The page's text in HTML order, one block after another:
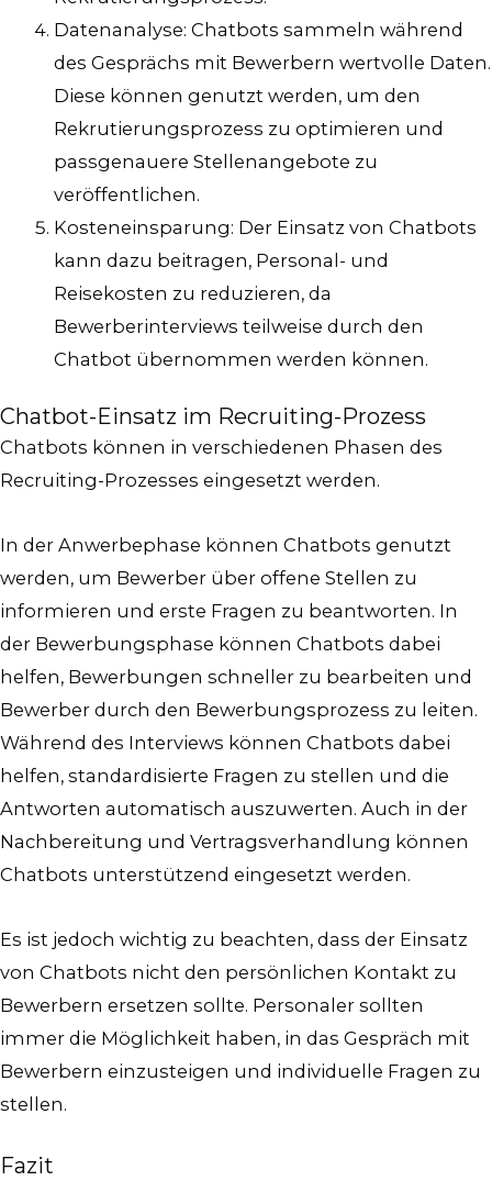
Datenanalyse: Chatbots sammeln während
des Gesprächs mit Bewerbern wertvolle Daten.
Diese können genutzt werden, um den
Rekrutierungsprozess zu optimieren und
passgenauere Stellenangebote zu
veröffentlichen.
Kosteneinsparung: Der Einsatz von Chatbots
kann dazu beitragen, Personal- und
Reisekosten zu reduzieren, da
Bewerberinterviews teilweise durch den
Chatbot übernommen werden können.
Chatbot-Einsatz im Recruiting-Prozess
Chatbots können in verschiedenen Phasen des
Recruiting-Prozesses eingesetzt werden.
In der Anwerbephase können Chatbots genutzt
werden, um Bewerber über offene Stellen zu
informieren und erste Fragen zu beantworten. In
der Bewerbungsphase können Chatbots dabei
helfen, Bewerbungen schneller zu bearbeiten und
Bewerber durch den Bewerbungsprozess zu leiten.
Während des Interviews können Chatbots dabei
helfen, standardisierte Fragen zu stellen und die
Antworten automatisch auszuwerten. Auch in der
Nachbereitung und Vertragsverhandlung können
Chatbots unterstützend eingesetzt werden.
Es ist jedoch wichtig zu beachten, dass der Einsatz
von Chatbots nicht den persönlichen Kontakt zu
Bewerbern ersetzen sollte. Personaler sollten
immer die Möglichkeit haben, in das Gespräch mit
Bewerbern einzusteigen und individuelle Fragen zu
stellen.
Fazit